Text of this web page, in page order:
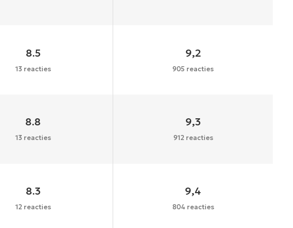
8.5
13 reacties
9,2
905 reacties
8.8
13 reacties
9,3
912 reacties
8.3
12 reacties
9,4
804 reacties